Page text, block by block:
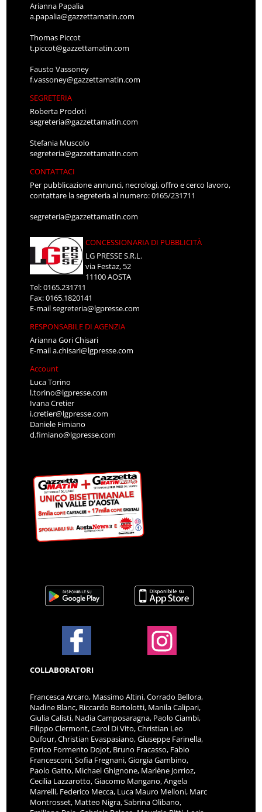
Arianna Papalia
a.papalia@gazzettamatin.com
Thomas Piccot
t.piccot@gazzettamatin.com
Fausto Vassoney
f.vassoney@gazzettamatin.com
SEGRETERIA
Roberta Prodoti
segreteria@gazzettamatin.com
Stefania Muscolo
segreteria@gazzettamatin.com
CONTATTACI
Per pubblicazione annunci, necrologi, offro e cerco lavoro,
contattare la segreteria al numero: 0165/231711
segreteria@gazzettamatin.com
CONCESSIONARIA DI PUBBLICITÀ
LG PRESSE S.R.L.
via Festaz, 52
11100 AOSTA
Tel: 0165.231711
Fax: 0165.1820141
E-mailsegreteria@lgpresse.com
RESPONSABILE DI AGENZIA
Arianna Gori Chisari
E-maila.chisari@lgpresse.com
Account
Luca Torino
l.torino@lgpresse.com
Ivana Cretier
i.cretier@lgpresse.com
Daniele Fimiano
d.fimiano@lgpresse.com
COLLABORATORI
Francesca Arcaro, Massimo Altini, Corrado Bellora,
Nadine Blanc, Riccardo Bortolotti, Manila Calipari,
Giulia Calisti, Nadia Camposaragna, Paolo Ciambi,
Filippo Clermont, Carol Di Vito, Christian Leo
Dufour, Christian Evaspasiano, Giuseppe Farinella,
Enrico Formento Dojot, Bruno Fracasso, Fabio
Francesconi, Sofia Fregnani, Giorgia Gambino,
Paolo Gatto, Michael Ghignone, Marlène Jorrioz,
Cecilia Lazzarotto, Giacomo Mangano, Angela
Marrelli, Federico Mecca, Luca Mauro Melloni, Marc
Montrosset, Matteo Nigra, Sabrina Olibano,